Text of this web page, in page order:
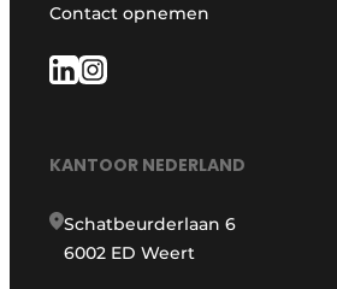
Contact opnemen
KANTOOR NEDERLAND
Schatbeurderlaan 6
6002 ED Weert